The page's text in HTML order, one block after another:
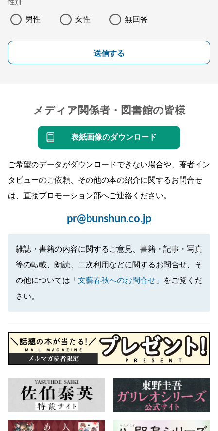
性別
男性 女性 無回答
送信する
メディア関係者・図書館の皆様
表紙画像のダウンロード
ご希望のデータがダウンロードできない場合や、著者イン
タビューのご依頼、その他の本の紹介に関するお問合せ
は、直接プロモーション部へご連絡ください。
pr@bunshun.co.jp
雑誌・書籍の内容に関するご意見、書籍・記事・写真
等の転載、朗読、二次利用などに関するお問合せ、そ
の他については 「文藝春秋へのお問合せ」
をご覧くだ
さい。